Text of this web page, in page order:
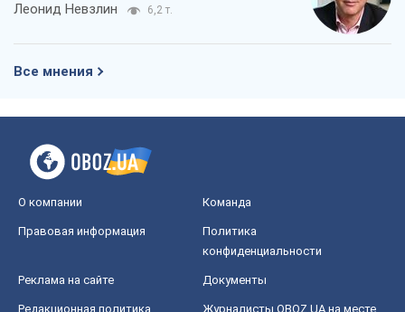
Леонид Невзлин 6,2 т.
Все мнения
О компании Команда
Правовая информация
Политика
конфиденциальности
Реклама на сайте Документы
Редакционная политика
Журналисты OBOZ.UA на месте